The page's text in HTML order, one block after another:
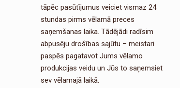
tāpēc pasūtījumus veiciet vismaz 24
stundas pirms vēlamā preces
saņemšanas laika. Tādējādi radīsim
abpusēju drošības sajūtu – meistari
paspēs pagatavot Jums vēlamo
produkcijas veidu un Jūs to saņemsiet
sev vēlamajā laikā.